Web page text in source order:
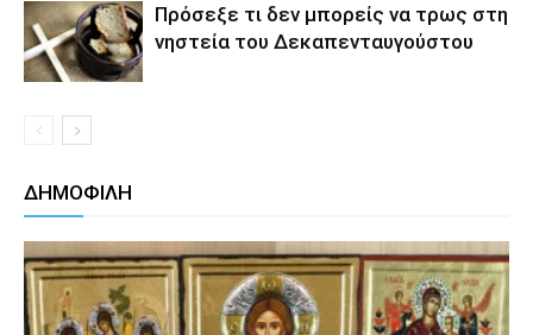
Πρόσεξε τι δεν μπορείς να τρως στη
νηστεία του Δεκαπενταυγούστου
ΔΗΜΟΦΙΛΗ